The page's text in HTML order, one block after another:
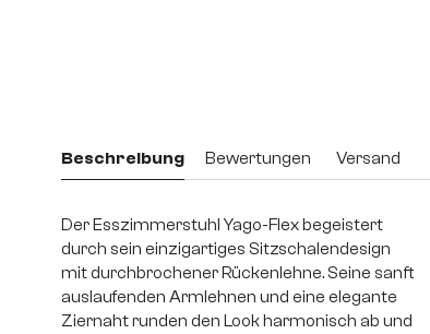
Beschreibung Bewertungen Versand
Der Esszimmerstuhl Yago-Flex begeistert
durch sein einzigartiges Sitzschalendesign
mit durchbrochener Rückenlehne. Seine sanft
auslaufenden Armlehnen und eine elegante
Ziernaht runden den Look harmonisch ab und